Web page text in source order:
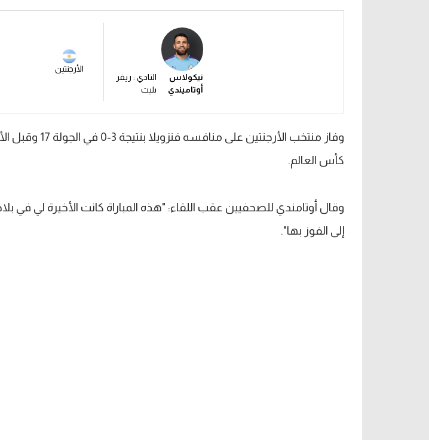
نيكولاس
أوتاميندي
النادي : ريفر
بليت
الأرجنتين
وفاز منتخب الأرجنتين على
كأس العالم.
وقال أوتامندي للصحفيين عقب اللقاء: "هذه المباراة كانت الأخيرة لي في
إلى الفوز بها".